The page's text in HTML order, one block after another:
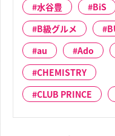
水谷豊
BiS
B級グルメ
au
Ado
CHEMISTRY
CLUB PRINCE